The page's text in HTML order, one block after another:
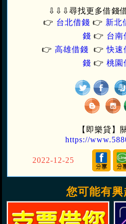
⇩⇩⇩尋找更多借錢
👉 台北借錢 👉 新北
錢 👉 台南
👉 高雄借錢 👉快速
錢 👉 桃園
【即樂貸】
https://
2022-12-25
您可能有